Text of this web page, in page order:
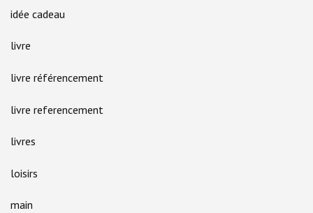
idée cadeau
livre
livre référencement
livre referencement
livres
loisirs
main